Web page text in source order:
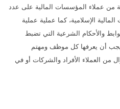
من عملاء المؤسسات المالية على عدد
الإسلامية، كما عملية عملية
والأحكام الشرعية التي تضبط
يجب أن يعرفها كل موظف ومهتم
العملاء الأفراد والشركات أو في